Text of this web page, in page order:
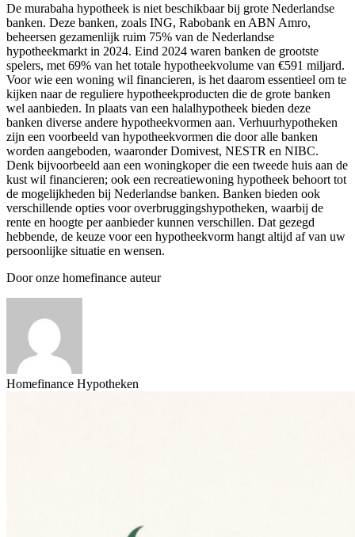
De murabaha hypotheek is niet beschikbaar bij grote Nederlandse
banken. Deze banken, zoals ING, Rabobank en ABN Amro,
beheersen gezamenlijk ruim 75% van de Nederlandse
hypotheekmarkt in 2024. Eind 2024 waren banken de grootste
spelers, met 69% van het totale hypotheekvolume van €591 miljard.
Voor wie een woning wil financieren, is het daarom essentieel om te
kijken naar de reguliere hypotheekproducten die de grote banken
wel aanbieden. In plaats van een halalhypotheek bieden deze
banken diverse andere hypotheekvormen aan. Verhuurhypotheken
zijn een voorbeeld van hypotheekvormen die door alle banken
worden aangeboden, waaronder Domivest, NESTR en NIBC.
Denk bijvoorbeeld aan een woningkoper die een tweede huis aan de
kust wil financieren; ook een recreatiewoning hypotheek behoort tot
de mogelijkheden bij Nederlandse banken. Banken bieden ook
verschillende opties voor overbruggingshypotheken, waarbij de
rente en hoogte per aanbieder kunnen verschillen. Dat gezegd
hebbende, de keuze voor een hypotheekvorm hangt altijd af van uw
persoonlijke situatie en wensen.
Door onze homefinance auteur
Homefinance Hypotheken